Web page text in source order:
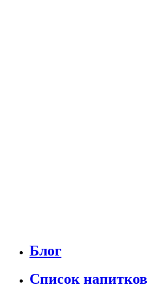
Блог
Список напитков